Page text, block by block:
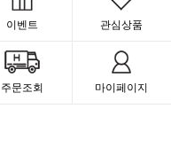
이벤트 관심상품
주문조회 마이페이지